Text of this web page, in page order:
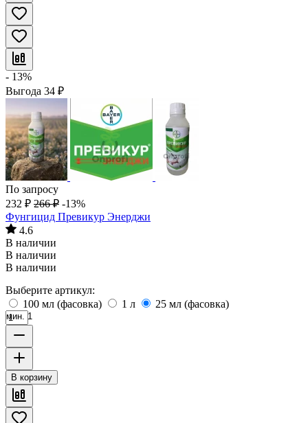
- 13%
Выгода 34 ₽
По запросу
232 ₽ 266 ₽ -13%
Фунгицид Превикур Энерджи
4.6
В наличии
В наличии
В наличии
Выберите артикул:
100 мл (фасовка)
1 л 25 мл (фасовка)
мин. 1
В корзину